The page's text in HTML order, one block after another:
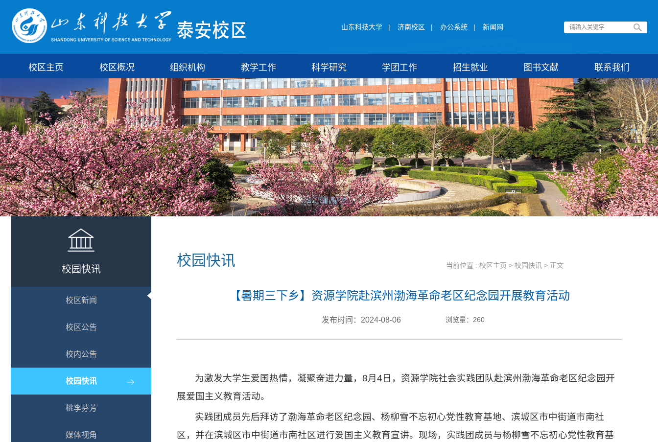
山东科技大学 | 济南校区 | 办公系统 | 新闻网
校区主页 校区概况 组织机构 教学工作 科学研究 学团工作 招生就业 图书文献 联系我们
校园快讯
校区新闻
校区公告
校内公告
校园快讯
桃李芬芳
媒体视角
校园快讯 当前位置 : 校区主页 > 校园快讯 > 正文
【暑期三下乡】资源学院赴滨州渤海革命老区纪念园开展教育活动
发布时间：2024-08-06 浏览量： 260
为激发大学生爱国热情，凝聚奋进力量，8月4日，资源学院社会实践团队赴滨州渤海革命老区纪念园开
展爱国主义教育活动。
实践团成员先后拜访了渤海革命老区纪念园、杨柳雪不忘初心党性教育基地、滨城区市中街道市南社
区，并在滨城区市中街道市南社区进行爱国主义教育宣讲。现场，实践团成员与杨柳雪不忘初心党性教育基